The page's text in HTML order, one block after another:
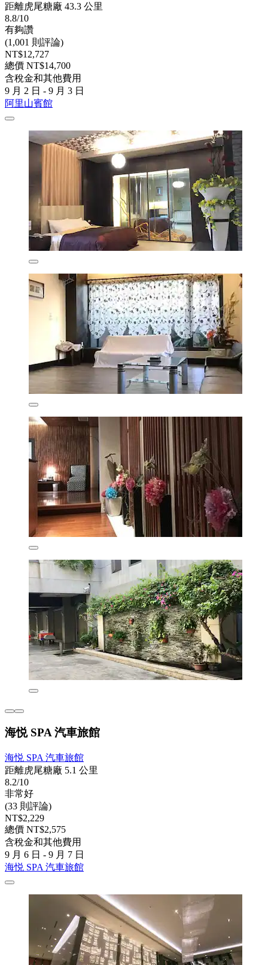
距離虎尾糖廠 43.3 公里
8.8/10
有夠讚
(1,001 則評論)
NT$12,727
總價 NT$14,700
含稅金和其他費用
9 月 2 日 - 9 月 3 日
阿里山賓館
海悦 SPA 汽車旅館
海悦 SPA 汽車旅館
距離虎尾糖廠 5.1 公里
8.2/10
非常好
(33 則評論)
NT$2,229
總價 NT$2,575
含稅金和其他費用
9 月 6 日 - 9 月 7 日
海悦 SPA 汽車旅館